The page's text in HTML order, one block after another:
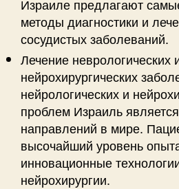
Израиле предлагают
методы диагностики и
сосудистых заболеваний.
Лечение неврологических
нейрохирургических
нейрологических и
проблем Израиль
направлений в мире.
высочайший уровень
инновационные
нейрохирургии.